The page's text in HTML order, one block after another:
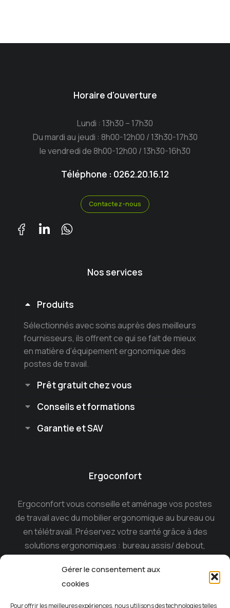
Gérer le consentement aux
cookies
Pour offrir les meilleures expériences, nous utilisons des technologies telles
Horaire d'ouverture
Lundi : 13h30 – 17h30
Du mardi au jeudi : 8h00-12h00 / 13h30-17h30
le vendredi de 8h00-12h00 / 13h30-16h30
Téléphone : 0262.20.16.12
Contactez-nous
Nos services
Produits
Sélectionnés avec soins auprès des meilleurs
fournisseurs, ils offrent ce qui se fait de mieux
en matière d’équipement ergonomique des
postes de travail.
Prêt gratuit chez vous
Conseils et formations
Garantie et SAV
Ergoconfort
Ergoconfort vous conseille et aménage vos postes
de travail avec du mobilier ergonomique au bureau ou
en télétravail. Préservez votre santé grâce à des
solutions ergonomiques : bureau assis/ debout,
ergonomique, casque anti-bruit…